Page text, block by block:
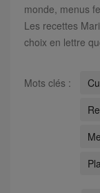
monde, menus
Les recettes
choix en lettre
Mots clés :